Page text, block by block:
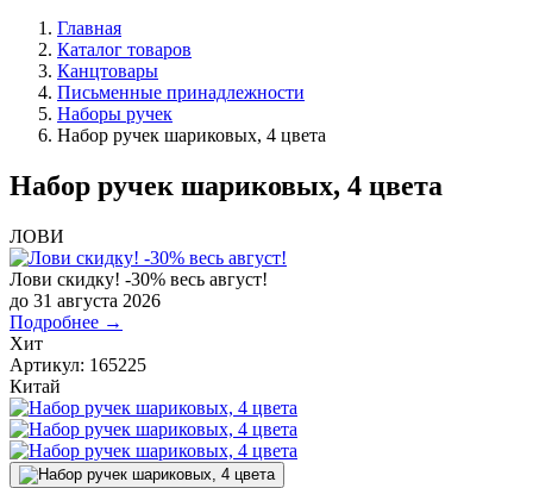
Главная
Каталог товаров
Канцтовары
Письменные принадлежности
Наборы ручек
Набор ручек шариковых, 4 цвета
Набор ручек шариковых, 4 цвета
ЛОВИ
Лови скидку! -30% весь август!
до 31 августа 2026
Подробнее →
Хит
Артикул: 165225
Китай